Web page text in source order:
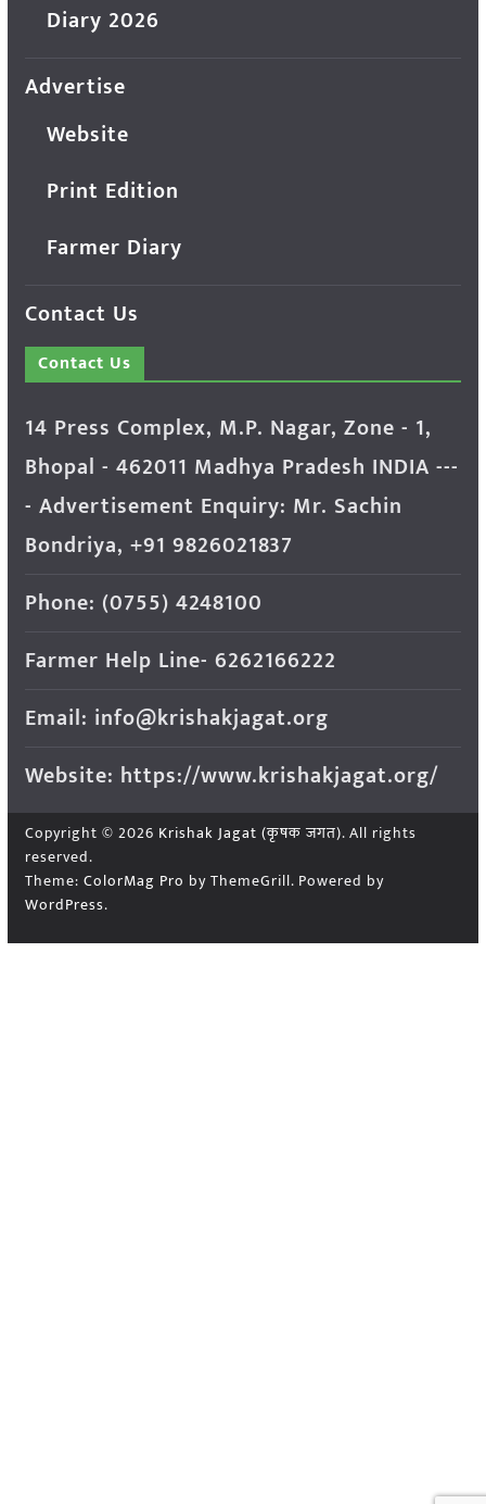
Diary 2026
Advertise
Website
Print Edition
Farmer Diary
Contact Us
Contact Us
14 Press Complex, M.P. Nagar, Zone - 1,
Bhopal - 462011 Madhya Pradesh INDIA ---
- Advertisement Enquiry: Mr. Sachin
Bondriya, +91 9826021837
Phone: (0755) 4248100
Farmer Help Line- 6262166222
Email: info@krishakjagat.org
Website: https://www.krishakjagat.org/
Copyright © 2026 Krishak Jagat (कृषक जगत). All rights
reserved.
Theme: ColorMag Pro by ThemeGrill. Powered by
WordPress.